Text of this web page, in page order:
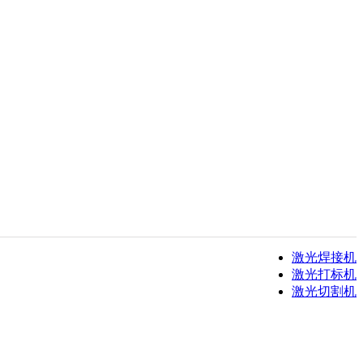
激光焊接机
激光打标机
激光切割机